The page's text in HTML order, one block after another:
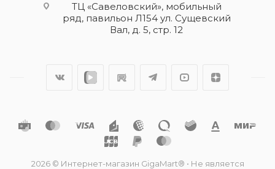
ТЦ «Савеловский», мобильный
ряд, павильон Л154 ул. Сущевский
Вал, д. 5, стр. 12
2026 © Интернет-магазин GigaMart® • Не является